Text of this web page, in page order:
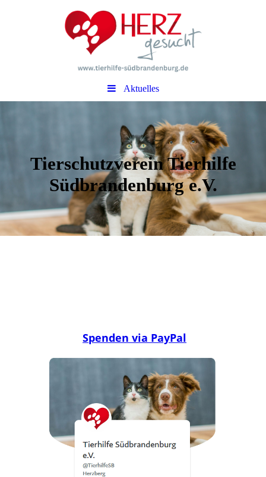
Aktuelles
Tierschutzverein Tierhilfe
Südbrandenburg e.V.
Spenden via PayPal